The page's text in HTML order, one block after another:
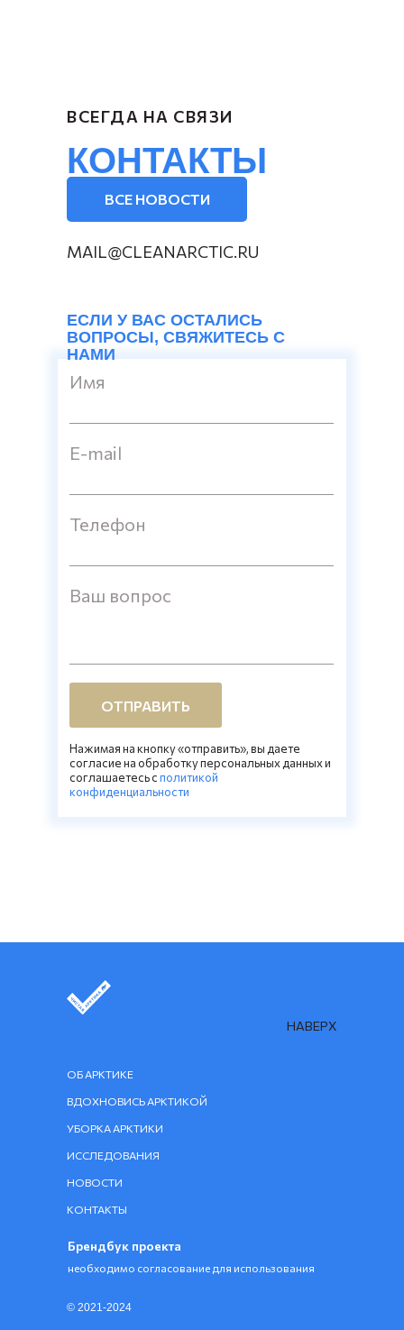
ВСЕ НОВОСТИ
КОНТАКТЫ
ВСЕГДА НА СВЯЗИ
ЕСЛИ У ВАС ОСТАЛИСЬ
ВОПРОСЫ, СВЯЖИТЕСЬ С
НАМИ
Имя
E-mail
Телефон
Ваш вопрос
ОТПРАВИТЬ
Нажимая на кнопку «отправить», вы даете
согласие на обработку персональных данных и
соглашаетесь cполитикой
конфиденциальности
MAIL@CLEANARCTIC.RU
© 2021-2024
НАВЕРХ
ВДОХНОВИСЬ АРКТИКОЙ
ОБ АРКТИКЕ
ИССЛЕДОВАНИЯ
УБОРКА АРКТИКИ
КОНТАКТЫ
НОВОСТИ
Брендбук проекта
необходимо согласование для использования